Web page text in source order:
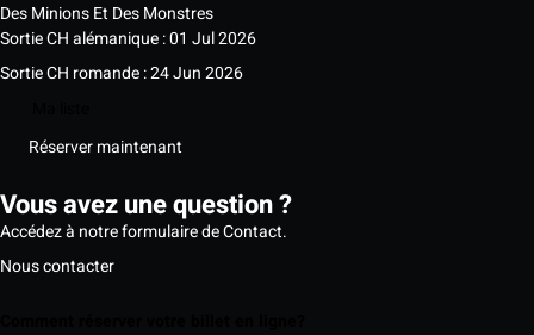
Des Minions Et Des Monstres
Sortie CH alémanique : 01 Jul 2026
Sortie CH romande : 24 Jun 2026
Réserver maintenant
Vous avez une question ?
Accédez à notre formulaire de Contact.
Nous contacter